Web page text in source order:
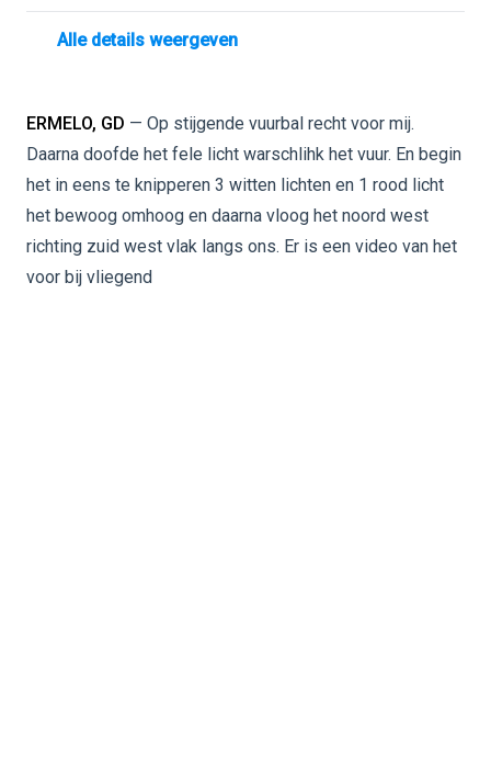
Alle details weergeven
ERMELO, GD — Op stijgende vuurbal recht voor mij.
Daarna doofde het fele licht warschlihk het vuur. En begin
het in eens te knipperen 3 witten lichten en 1 rood licht
het bewoog omhoog en daarna vloog het noord west
richting zuid west vlak langs ons. Er is een video van het
voor bij vliegend